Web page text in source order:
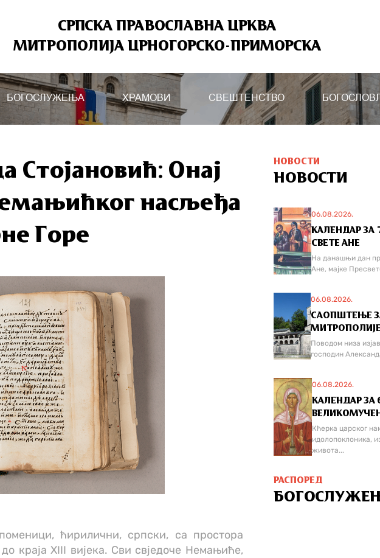
СРПСКА ПРАВОСЛАВНА ЦРКВА
МИТРОПОЛИЈА ЦРНОГОРСКО-ПРИМОРСКА
БОГОСЛУЖЕЊА ХРАМОВИ СВЕШТЕНСТВО
Стојановић: Онај
насљеђа
Горе
ћирилични, српски, са простора
краја XIII вијека. Сви свједоче Немањиће,
НОВОСТИ
НОВОСТИ
06.08.2026.
КАЛЕНДАР ЗА
СВЕТЕ АНЕ
На данашњи дан
Ане, мајке
06.08.2026.
САОПШТЕЊЕ
Поводом низа
господин
06.08.2026.
КАЛЕНДАР ЗА
Кћерка царског
идолопоклоника,
живота...
РАСПОРЕД